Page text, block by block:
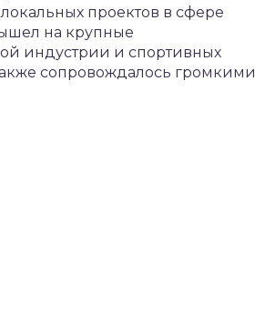
проектов в сфере
на крупные
индустрии и спортивных
сопровождалось громкими